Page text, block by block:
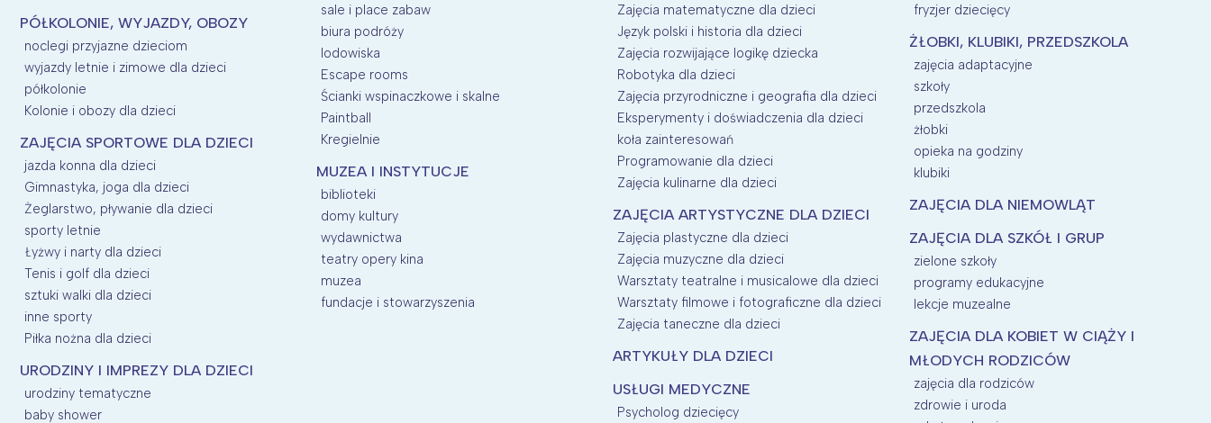
PÓŁKOLONIE, WYJAZDY, OBOZY
noclegi przyjazne dzieciom
wyjazdy letnie i zimowe dla dzieci
półkolonie
Kolonie i obozy dla dzieci
ZAJĘCIA SPORTOWE DLA DZIECI
jazda konna dla dzieci
Gimnastyka, joga dla dzieci
Żeglarstwo, pływanie dla dzieci
sporty letnie
Łyżwy i narty dla dzieci
Tenis i golf dla dzieci
sztuki walki dla dzieci
inne sporty
Piłka nożna dla dzieci
URODZINY I IMPREZY DLA DZIECI
urodziny tematyczne
baby shower
sale i place zabaw
biura podróży
lodowiska
Escape rooms
Ścianki wspinaczkowe i skalne
Paintball
Kregielnie
MUZEA I INSTYTUCJE
biblioteki
domy kultury
wydawnictwa
teatry opery kina
muzea
fundacje i stowarzyszenia
Zajęcia matematyczne dla dzieci
Język polski i historia dla dzieci
Zajęcia rozwijające logikę dziecka
Robotyka dla dzieci
Zajęcia przyrodniczne i geografia dla dzieci
Eksperymenty i doświadczenia dla dzieci
koła zainteresowań
Programowanie dla dzieci
Zajęcia kulinarne dla dzieci
ZAJĘCIA ARTYSTYCZNE DLA DZIECI
Zajęcia plastyczne dla dzieci
Zajęcia muzyczne dla dzieci
Warsztaty teatralne i musicalowe dla dzieci
Warsztaty filmowe i fotograficzne dla dzieci
Zajęcia taneczne dla dzieci
ARTYKUŁY DLA DZIECI
USŁUGI MEDYCZNE
Psycholog dziecięcy
fryzjer dziecięcy
ŻŁOBKI, KLUBIKI, PRZEDSZKOLA
zajęcia adaptacyjne
szkoły
przedszkola
żłobki
opieka na godziny
klubiki
ZAJĘCIA DLA NIEMOWLĄT
ZAJĘCIA DLA SZKÓŁ I GRUP
zielone szkoły
programy edukacyjne
lekcje muzealne
ZAJĘCIA DLA KOBIET W CIĄŻY I
MŁODYCH RODZICÓW
zajęcia dla rodziców
zdrowie i uroda